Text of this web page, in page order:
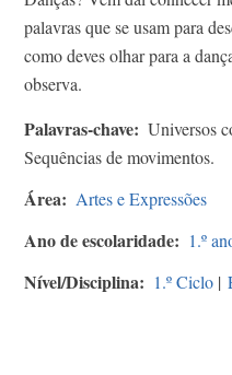
palavras que se usam para
como deves olhar para a
observa.
Palavras-chave
Universos
Sequências de movimentos.
Área Artes e Expressões
Ano de escolaridade 1.º
Nível/Disciplina 1.º Ciclo |